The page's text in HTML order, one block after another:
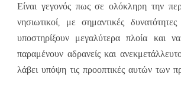
Είναι γεγονός πως σε ολόκληρη την
νησιωτικοί, με σημαντικές
υποστηρίξουν μεγαλύτερα πλοία και
παραμένουν αδρανείς και
λάβει υπόψη τις προοπτικές αυτών των